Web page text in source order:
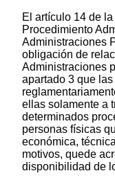
El artículo 14 de
Procedimiento
Administraciones
obligación de
Administraciones
apartado 3 que
ellas solamente a
determinados
personas físicas
económica,
motivos, quede
disponibilidad de